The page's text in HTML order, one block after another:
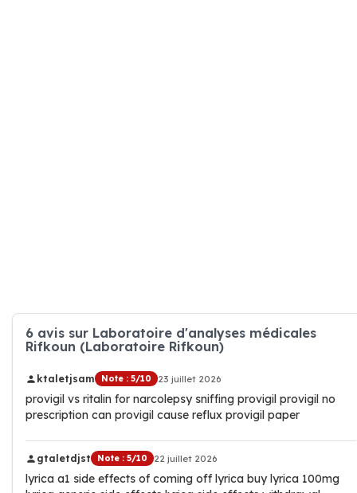
6 avis sur Laboratoire d'analyses médicales
Rifkoun (Laboratoire Rifkoun)
ktaletjsam Note : 5/10 23 juillet 2026
provigil vs ritalin for narcolepsy sniffing provigil provigil no
prescription can provigil cause reflux provigil paper
gtaletdjst Note : 5/10 22 juillet 2026
lyrica a1 side effects of coming off lyrica buy lyrica 100mg